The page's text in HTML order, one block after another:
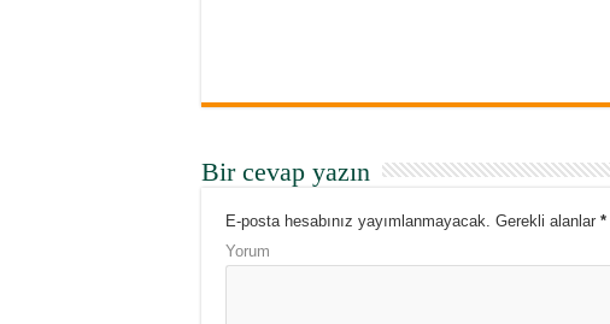
Bir cevap yazın
E-posta hesabınız yayımlanmayacak. Gerekli alanlar *
Yorum